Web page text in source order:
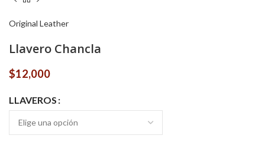
Original Leather
Llavero Chancla
$12,000
LLAVEROS